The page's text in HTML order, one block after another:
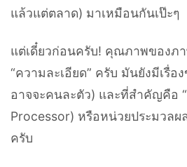
แล้วแต่ตลาด) มาเหมือนกันเป๊ะๆ
แต่เดี๋ยวก่อนครับ! คุณภาพของภ
“ความละเอียด” ครับ มันยังมีเรื่อ
อาจจะคนละตัว) และที่สำคัญคือ
Processor) หรือหน่วยประมวล
ครับ